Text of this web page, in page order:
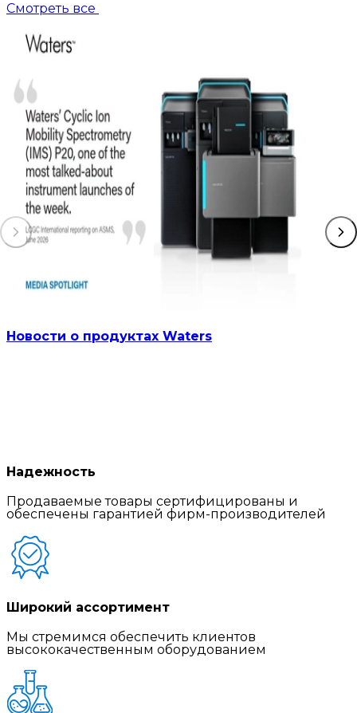
Смотреть все
Новости о продуктах Waters
Надежность
Продаваемые товары сертифицированы и
обеспечены гарантией фирм-производителей
Широкий ассортимент
Мы стремимся обеспечить клиентов
высококачественным оборудованием